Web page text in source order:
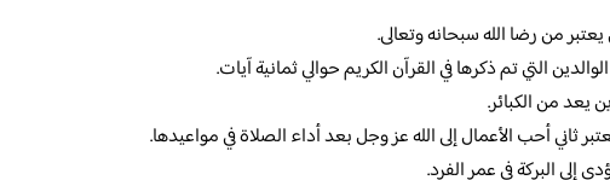
من رضا الله سبحانه وتعالى.
التي تم ذكرها في القرآن الكريم حوالي ثمانية آيات.
يعد من الكبائر.
ثاني أحب الأعمال إلى الله عز وجل بعد أداء الصلاة في مواعيدها.
إلى البركة في عمر الفرد.